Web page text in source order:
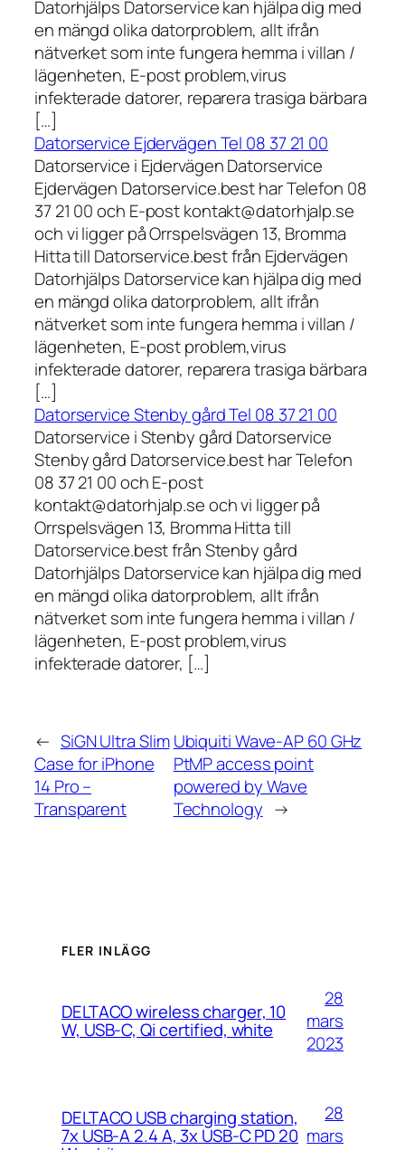
Datorhjälps Datorservice kan hjälpa dig med
en mängd olika datorproblem, allt ifrån
nätverket som inte fungera hemma i villan /
lägenheten, E-post problem,virus
infekterade datorer, reparera trasiga bärbara
[…]
Datorservice Ejdervägen Tel 08 37 21 00
Datorservice i Ejdervägen Datorservice
Ejdervägen Datorservice.best har Telefon 08
37 21 00 och E-post kontakt@datorhjalp.se
och vi ligger på Orrspelsvägen 13, Bromma
Hitta till Datorservice.best från Ejdervägen
Datorhjälps Datorservice kan hjälpa dig med
en mängd olika datorproblem, allt ifrån
nätverket som inte fungera hemma i villan /
lägenheten, E-post problem,virus
infekterade datorer, reparera trasiga bärbara
[…]
Datorservice Stenby gård Tel 08 37 21 00
Datorservice i Stenby gård Datorservice
Stenby gård Datorservice.best har Telefon
08 37 21 00 och E-post
kontakt@datorhjalp.se och vi ligger på
Orrspelsvägen 13, Bromma Hitta till
Datorservice.best från Stenby gård
Datorhjälps Datorservice kan hjälpa dig med
en mängd olika datorproblem, allt ifrån
nätverket som inte fungera hemma i villan /
lägenheten, E-post problem,virus
infekterade datorer, […]
← SiGN Ultra Slim
Case for iPhone
14 Pro –
Transparent
Ubiquiti Wave-AP 60 GHz
PtMP access point
powered by Wave
Technology →
FLER INLÄGG
DELTACO wireless charger, 10
W, USB-C, Qi certified, white
28
mars
2023
DELTACO USB charging station,
7x USB-A 2.4 A, 3x USB-C PD 20
28
mars